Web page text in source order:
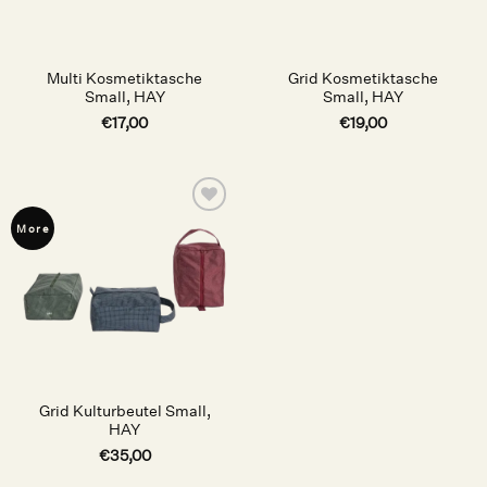
Multi Kosmetiktasche
Small, HAY
€17,00
Grid Kosmetiktasche
Small, HAY
€19,00
More
Auf die
Wunschliste
Grid Kulturbeutel Small,
HAY
€35,00